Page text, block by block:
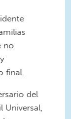
no
final.
del